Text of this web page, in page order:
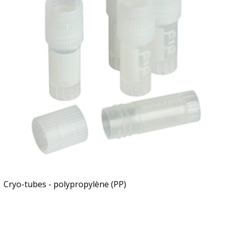
Cryo-tubes - polypropylène (PP)